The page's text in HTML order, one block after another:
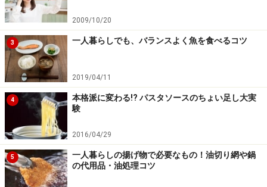
2009/10/20
3 一人暮らしでも、バランスよく魚を食べるコツ
2019/04/11
4
本格派に変わる!? パスタソースのちょい足し大実
験
2016/04/29
5
一人暮らしの揚げ物で必要なもの！油切り網や鍋
の代用品・油処理コツ